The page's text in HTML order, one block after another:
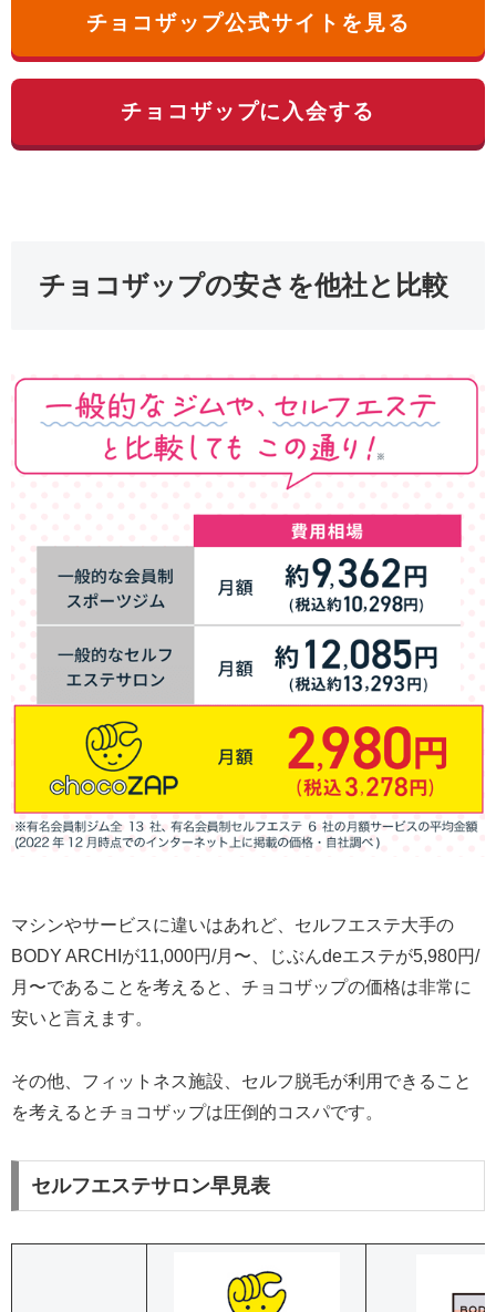
チョコザップ公式サイトを見る
チョコザップに入会する
チョコザップの安さを他社と比較
マシンやサービスに違いはあれど、セルフエステ大手の
BODY ARCHIが11,000円/月〜、じぶんdeエステが5,980円/
月〜であることを考えると、チョコザップの価格は非常に
安いと言えます。
その他、フィットネス施設、セルフ脱毛が利用できること
を考えるとチョコザップは圧倒的コスパです。
セルフエステサロン早見表